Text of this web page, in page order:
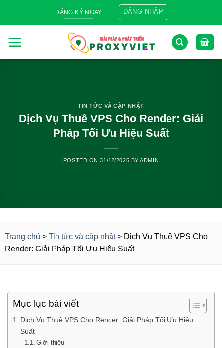
ĐĂNG KÝ NGAY ĐĂNG NHẬP
TIN TỨC VÀ CẬP NHẬT
Dịch Vụ Thuê VPS Cho Render: Giải
Pháp Tối Ưu Hiệu Suất
POSTED ON31/12/2025 BYADMIN
Trang chủ > Tin tức và cập nhật> Dịch Vụ Thuê VPS Cho
Render: Giải Pháp Tối Ưu Hiệu Suất
Mục lục bài viết
Dịch Vụ Thuê VPS Cho Render: Giải Pháp Tối Ưu Hiệu
Suất
Giới thiệu